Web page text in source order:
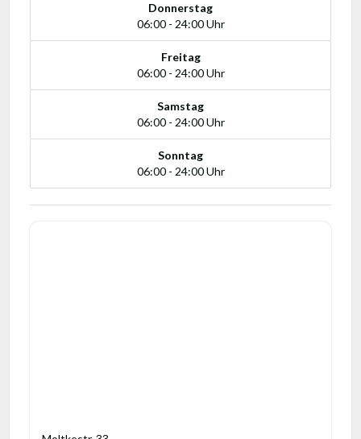
Donnerstag
06:00 - 24:00 Uhr
Freitag
06:00 - 24:00 Uhr
Samstag
06:00 - 24:00 Uhr
Sonntag
06:00 - 24:00 Uhr